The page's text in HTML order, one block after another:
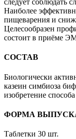
следует соблюдать
Наиболее
пищеварения и
Целесообразен
состоит в приёме
СОСТАВ
Биологически
казеин симбиоза
изобретение
ФОРМА
Таблетки 30 шт.